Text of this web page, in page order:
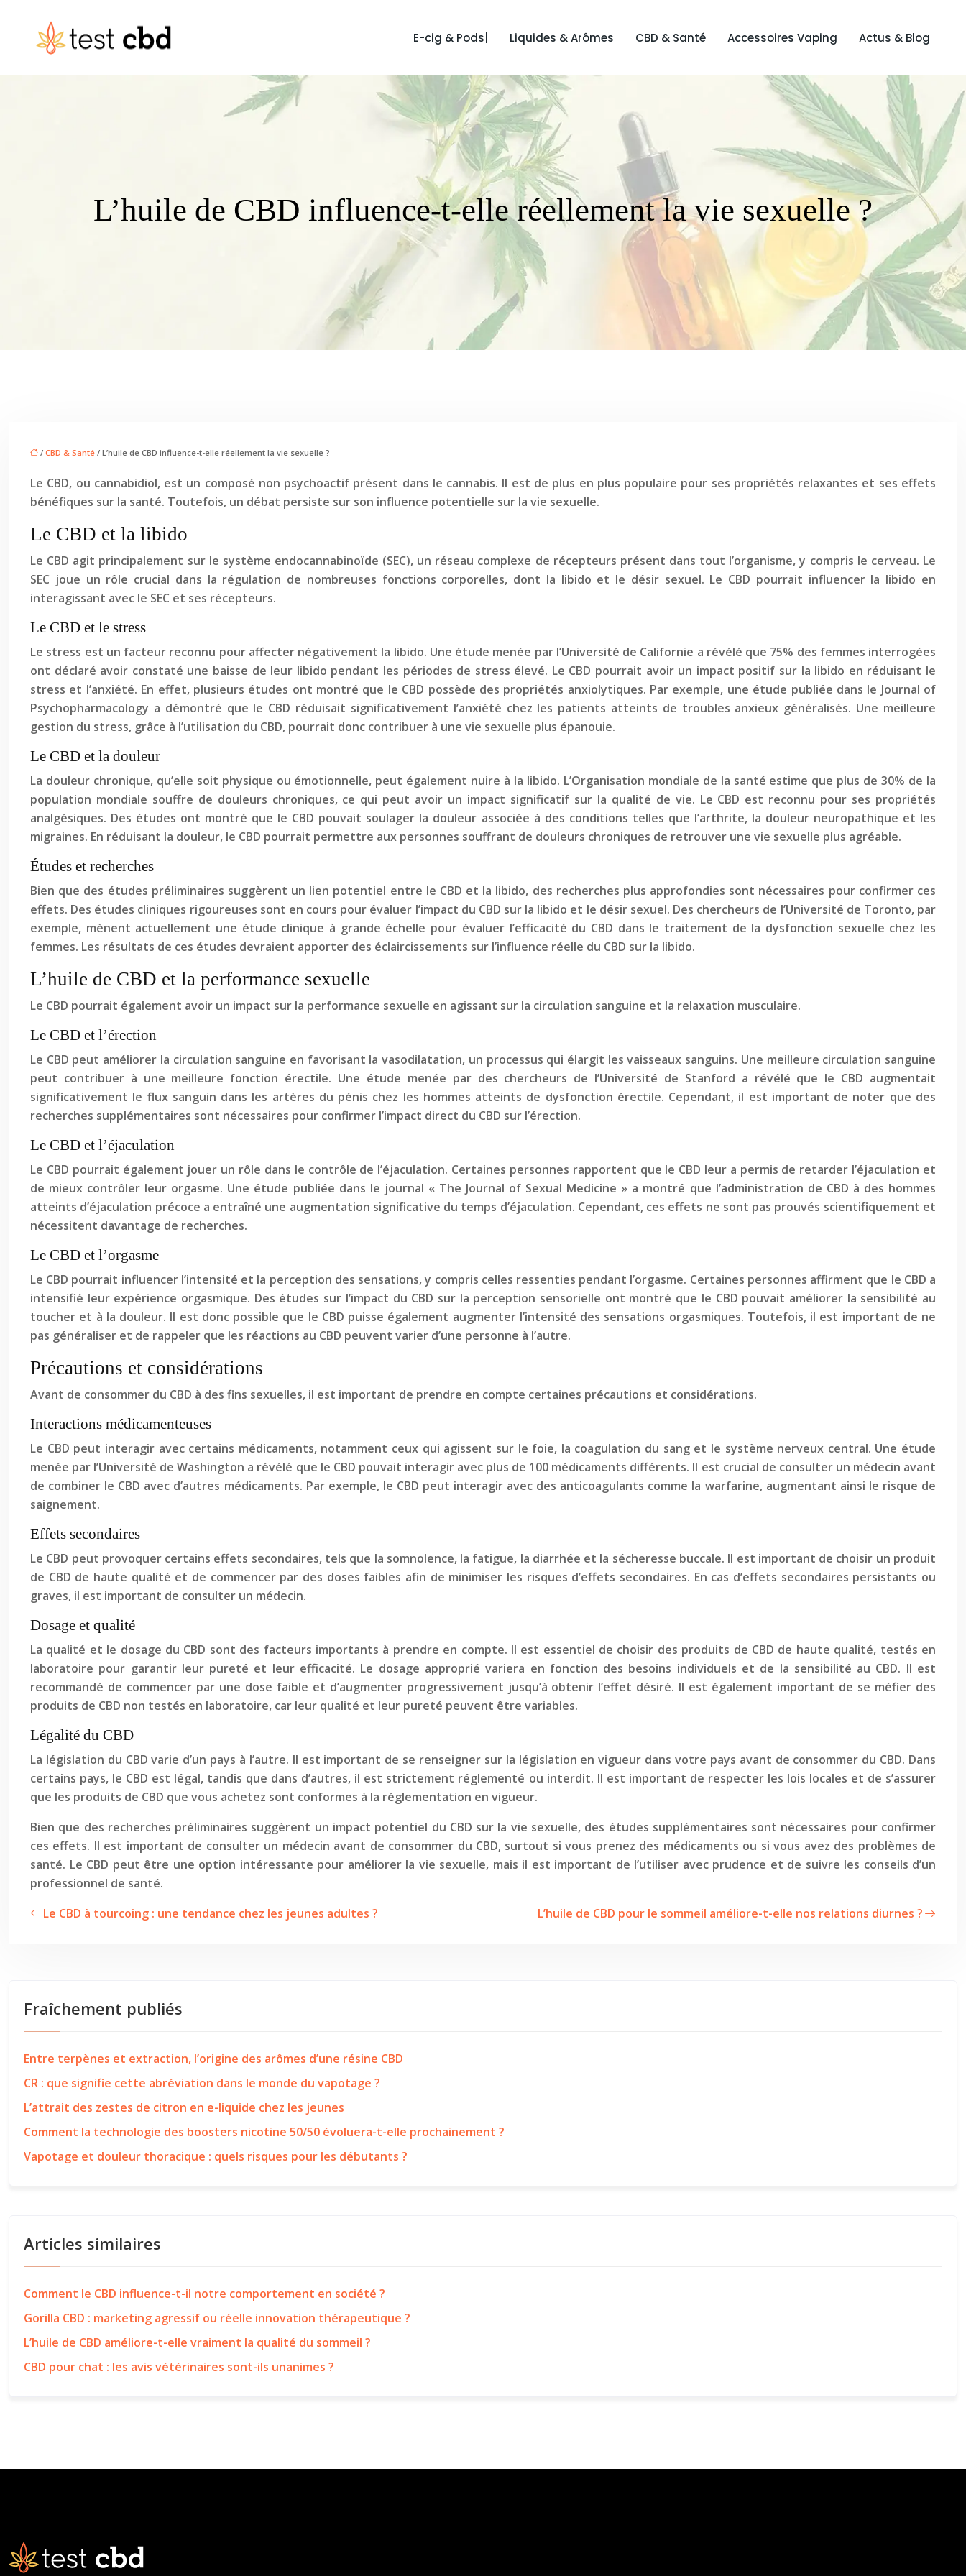
E-cig & Pods| Liquides & Arômes CBD & Santé Accessoires Vaping Actus & Blog
L’huile de CBD influence-t-elle réellement la vie sexuelle ?
/ CBD & Santé / L’huile de CBD influence-t-elle réellement la vie sexuelle ?
Le CBD, ou cannabidiol, est un composé non psychoactif présent dans le cannabis. Il est de plus en plus populaire pour ses propriétés relaxantes et ses effets
bénéfiques sur la santé. Toutefois, un débat persiste sur son influence potentielle sur la vie sexuelle.
Le CBD et la libido
Le CBD agit principalement sur le système endocannabinoïde (SEC), un réseau complexe de récepteurs présent dans tout l’organisme, y compris le cerveau. Le
SEC joue un rôle crucial dans la régulation de nombreuses fonctions corporelles, dont la libido et le désir sexuel. Le CBD pourrait influencer la libido en
interagissant avec le SEC et ses récepteurs.
Le CBD et le stress
Le stress est un facteur reconnu pour affecter négativement la libido. Une étude menée par l’Université de Californie a révélé que 75% des femmes interrogées
ont déclaré avoir constaté une baisse de leur libido pendant les périodes de stress élevé. Le CBD pourrait avoir un impact positif sur la libido en réduisant le
stress et l’anxiété. En effet, plusieurs études ont montré que le CBD possède des propriétés anxiolytiques. Par exemple, une étude publiée dans le Journal of
Psychopharmacology a démontré que le CBD réduisait significativement l’anxiété chez les patients atteints de troubles anxieux généralisés. Une meilleure
gestion du stress, grâce à l’utilisation du CBD, pourrait donc contribuer à une vie sexuelle plus épanouie.
Le CBD et la douleur
La douleur chronique, qu’elle soit physique ou émotionnelle, peut également nuire à la libido. L’Organisation mondiale de la santé estime que plus de 30% de la
population mondiale souffre de douleurs chroniques, ce qui peut avoir un impact significatif sur la qualité de vie. Le CBD est reconnu pour ses propriétés
analgésiques. Des études ont montré que le CBD pouvait soulager la douleur associée à des conditions telles que l’arthrite, la douleur neuropathique et les
migraines. En réduisant la douleur, le CBD pourrait permettre aux personnes souffrant de douleurs chroniques de retrouver une vie sexuelle plus agréable.
Études et recherches
Bien que des études préliminaires suggèrent un lien potentiel entre le CBD et la libido, des recherches plus approfondies sont nécessaires pour confirmer ces
effets. Des études cliniques rigoureuses sont en cours pour évaluer l’impact du CBD sur la libido et le désir sexuel. Des chercheurs de l’Université de Toronto, par
exemple, mènent actuellement une étude clinique à grande échelle pour évaluer l’efficacité du CBD dans le traitement de la dysfonction sexuelle chez les
femmes. Les résultats de ces études devraient apporter des éclaircissements sur l’influence réelle du CBD sur la libido.
L’huile de CBD et la performance sexuelle
Le CBD pourrait également avoir un impact sur la performance sexuelle en agissant sur la circulation sanguine et la relaxation musculaire.
Le CBD et l’érection
Le CBD peut améliorer la circulation sanguine en favorisant la vasodilatation, un processus qui élargit les vaisseaux sanguins. Une meilleure circulation sanguine
peut contribuer à une meilleure fonction érectile. Une étude menée par des chercheurs de l’Université de Stanford a révélé que le CBD augmentait
significativement le flux sanguin dans les artères du pénis chez les hommes atteints de dysfonction érectile. Cependant, il est important de noter que des
recherches supplémentaires sont nécessaires pour confirmer l’impact direct du CBD sur l’érection.
Le CBD et l’éjaculation
Le CBD pourrait également jouer un rôle dans le contrôle de l’éjaculation. Certaines personnes rapportent que le CBD leur a permis de retarder l’éjaculation et
de mieux contrôler leur orgasme. Une étude publiée dans le journal « The Journal of Sexual Medicine » a montré que l’administration de CBD à des hommes
atteints d’éjaculation précoce a entraîné une augmentation significative du temps d’éjaculation. Cependant, ces effets ne sont pas prouvés scientifiquement et
nécessitent davantage de recherches.
Le CBD et l’orgasme
Le CBD pourrait influencer l’intensité et la perception des sensations, y compris celles ressenties pendant l’orgasme. Certaines personnes affirment que le CBD a
intensifié leur expérience orgasmique. Des études sur l’impact du CBD sur la perception sensorielle ont montré que le CBD pouvait améliorer la sensibilité au
toucher et à la douleur. Il est donc possible que le CBD puisse également augmenter l’intensité des sensations orgasmiques. Toutefois, il est important de ne
pas généraliser et de rappeler que les réactions au CBD peuvent varier d’une personne à l’autre.
Précautions et considérations
Avant de consommer du CBD à des fins sexuelles, il est important de prendre en compte certaines précautions et considérations.
Interactions médicamenteuses
Le CBD peut interagir avec certains médicaments, notamment ceux qui agissent sur le foie, la coagulation du sang et le système nerveux central. Une étude
menée par l’Université de Washington a révélé que le CBD pouvait interagir avec plus de 100 médicaments différents. Il est crucial de consulter un médecin avant
de combiner le CBD avec d’autres médicaments. Par exemple, le CBD peut interagir avec des anticoagulants comme la warfarine, augmentant ainsi le risque de
saignement.
Effets secondaires
Le CBD peut provoquer certains effets secondaires, tels que la somnolence, la fatigue, la diarrhée et la sécheresse buccale. Il est important de choisir un produit
de CBD de haute qualité et de commencer par des doses faibles afin de minimiser les risques d’effets secondaires. En cas d’effets secondaires persistants ou
graves, il est important de consulter un médecin.
Dosage et qualité
La qualité et le dosage du CBD sont des facteurs importants à prendre en compte. Il est essentiel de choisir des produits de CBD de haute qualité, testés en
laboratoire pour garantir leur pureté et leur efficacité. Le dosage approprié variera en fonction des besoins individuels et de la sensibilité au CBD. Il est
recommandé de commencer par une dose faible et d’augmenter progressivement jusqu’à obtenir l’effet désiré. Il est également important de se méfier des
produits de CBD non testés en laboratoire, car leur qualité et leur pureté peuvent être variables.
Légalité du CBD
La législation du CBD varie d’un pays à l’autre. Il est important de se renseigner sur la législation en vigueur dans votre pays avant de consommer du CBD. Dans
certains pays, le CBD est légal, tandis que dans d’autres, il est strictement réglementé ou interdit. Il est important de respecter les lois locales et de s’assurer
que les produits de CBD que vous achetez sont conformes à la réglementation en vigueur.
Bien que des recherches préliminaires suggèrent un impact potentiel du CBD sur la vie sexuelle, des études supplémentaires sont nécessaires pour confirmer
ces effets. Il est important de consulter un médecin avant de consommer du CBD, surtout si vous prenez des médicaments ou si vous avez des problèmes de
santé. Le CBD peut être une option intéressante pour améliorer la vie sexuelle, mais il est important de l’utiliser avec prudence et de suivre les conseils d’un
professionnel de santé.
Le CBD à tourcoing : une tendance chez les jeunes adultes ?
L’huile de CBD pour le sommeil améliore-t-elle nos relations diurnes ?
Fraîchement publiés
Entre terpènes et extraction, l’origine des arômes d’une résine CBD
CR : que signifie cette abréviation dans le monde du vapotage ?
L’attrait des zestes de citron en e-liquide chez les jeunes
Comment la technologie des boosters nicotine 50/50 évoluera-t-elle prochainement ?
Vapotage et douleur thoracique : quels risques pour les débutants ?
Articles similaires
Comment le CBD influence-t-il notre comportement en société ?
Gorilla CBD : marketing agressif ou réelle innovation thérapeutique ?
L’huile de CBD améliore-t-elle vraiment la qualité du sommeil ?
CBD pour chat : les avis vétérinaires sont-ils unanimes ?